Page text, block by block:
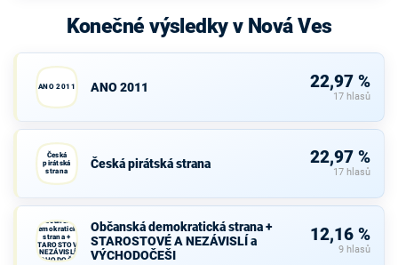
Konečné výsledky v Nová Ves
ANO 2011 ANO 2011 22,97 %
17 hlasů
Česká
pirátská
strana
Česká pirátská strana 22,97 %
17 hlasů
Občanská
demokratická
strana +
STAROSTOVÉ
A NEZÁVISLÍ a
VÝCHODOČEŠI
Občanská demokratická strana +
STAROSTOVÉ A NEZÁVISLÍ a
VÝCHODOČEŠI
12,16 %
9 hlasů